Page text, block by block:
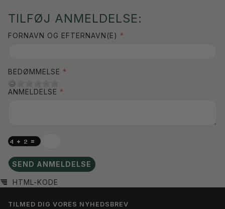
TILFØJ ANMELDELSE:
FORNAVN OG EFTERNAVN(E)
BEDØMMELSE
ANMELDELSE
SEND ANMELDELSE
HTML-KODE
TILMED DIG VORES NYHEDSBREV